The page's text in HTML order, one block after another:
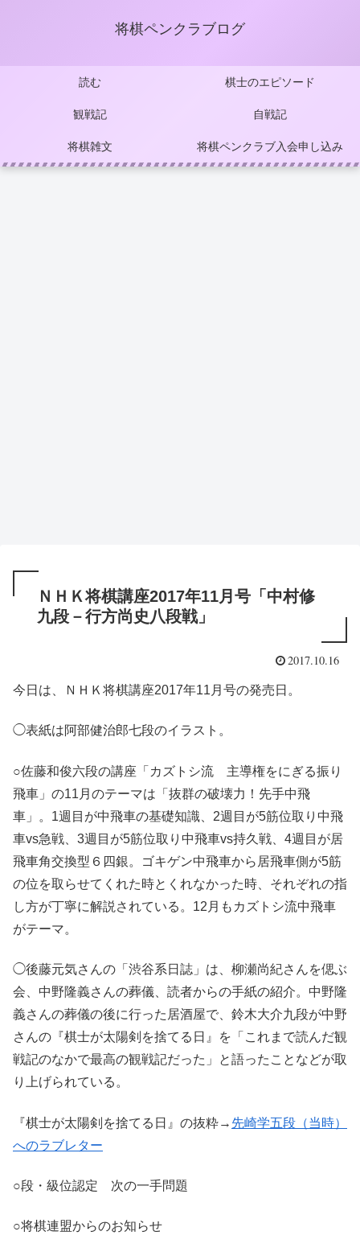
将棋ペンクラブログ
読む 棋士のエピソード
観戦記 自戦記
将棋雑文 将棋ペンクラブ入会申し込み
ＮＨＫ将棋講座2017年11月号「中村修
九段－行方尚史八段戦」
2017.10.16
今日は、ＮＨＫ将棋講座2017年11月号の発売日。
◯表紙は阿部健治郎七段のイラスト。
○佐藤和俊六段の講座「カズトシ流 主導権をにぎる振り
飛車」の11月のテーマは「抜群の破壊力！先手中飛
車」。1週目が中飛車の基礎知識、2週目が5筋位取り中飛
車vs急戦、3週目が5筋位取り中飛車vs持久戦、4週目が居
飛車角交換型６四銀。ゴキゲン中飛車から居飛車側が5筋
の位を取らせてくれた時とくれなかった時、それぞれの指
し方が丁寧に解説されている。12月もカズトシ流中飛車
がテーマ。
◯後藤元気さんの「渋谷系日誌」は、柳瀬尚紀さんを偲ぶ
会、中野隆義さんの葬儀、読者からの手紙の紹介。中野隆
義さんの葬儀の後に行った居酒屋で、鈴木大介九段が中野
さんの『棋士が太陽剣を捨てる日』を「これまで読んだ観
戦記のなかで最高の観戦記だった」と語ったことなどが取
り上げられている。
『棋士が太陽剣を捨てる日』の抜粋→ 先崎学五段（当時）
へのラブレター
○段・級位認定 次の一手問題
○将棋連盟からのお知らせ